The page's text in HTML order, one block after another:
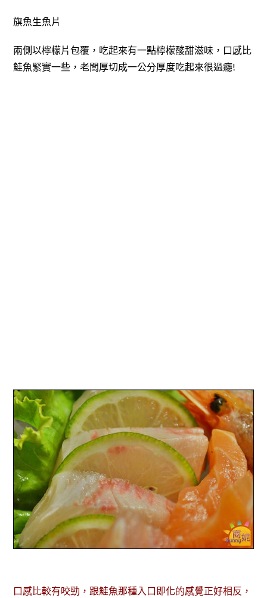
旗魚生魚片
兩側以檸檬片包覆，吃起來有一點檸檬酸甜滋味，口感比
鮭魚緊實一些，老闆厚切成一公分厚度吃起來很過癮!
口感比較有咬勁，跟鮭魚那種入口即化的感覺正好相反，